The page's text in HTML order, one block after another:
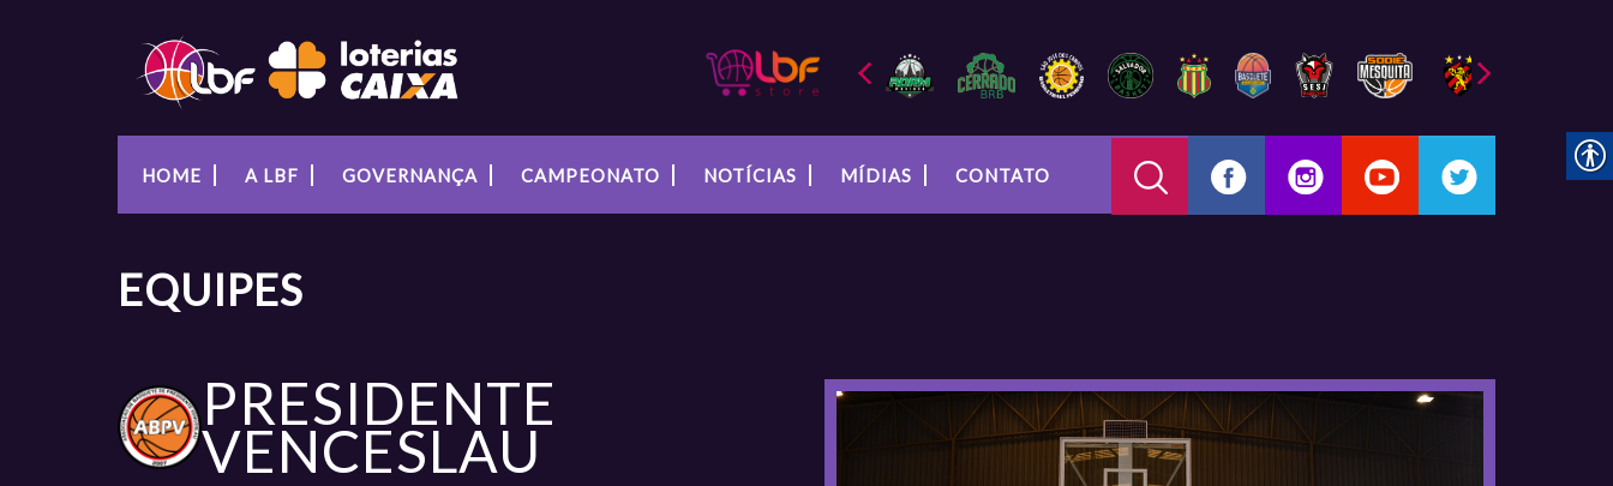
HOME A LBF GOVERNANÇA CAMPEONATO NOTÍCIAS MÍDIAS CONTATO
EQUIPES
PRESIDENTE
VENCESLAU